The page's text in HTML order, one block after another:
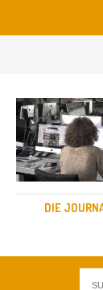
DIE